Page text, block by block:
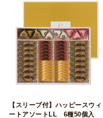
【スリーブ付】ハッピースウィ
ートアソートLL 6種50個入